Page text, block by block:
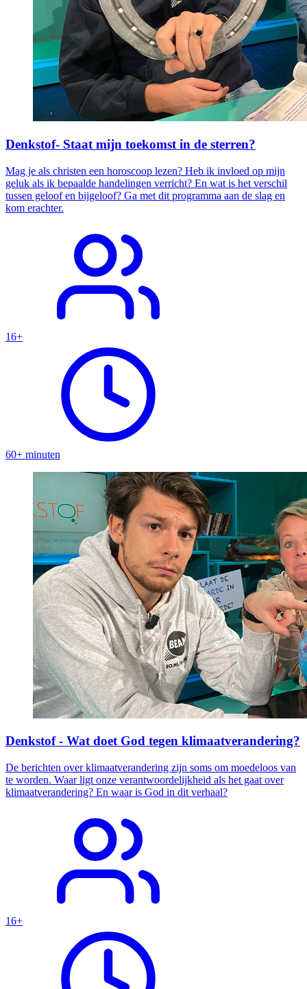
Denkstof- Staat mijn toekomst in de sterren?
Mag je als christen een horoscoop lezen? Heb ik invloed op mijn
geluk als ik bepaalde handelingen verricht? En wat is het verschil
tussen geloof en bijgeloof? Ga met dit programma aan de slag en
kom erachter.
16+
60+ minuten
Denkstof - Wat doet God tegen klimaatverandering?
De berichten over klimaatverandering zijn soms om moedeloos van
te worden. Waar ligt onze verantwoordelijkheid als het gaat over
klimaatverandering? En waar is God in dit verhaal?
16+